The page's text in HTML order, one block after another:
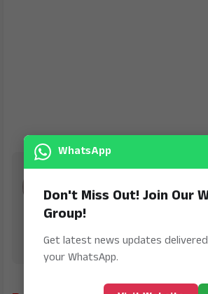
K2 Kannada News
is Digital Online Newspaper,
From INDIA. Karnataka, National
Updates including Politics,
Education, Sports, Science,
Breaking News From India &
WhatsApp
Don't Miss Out! Join Our
Group!
Get latest news updates
your WhatsApp.